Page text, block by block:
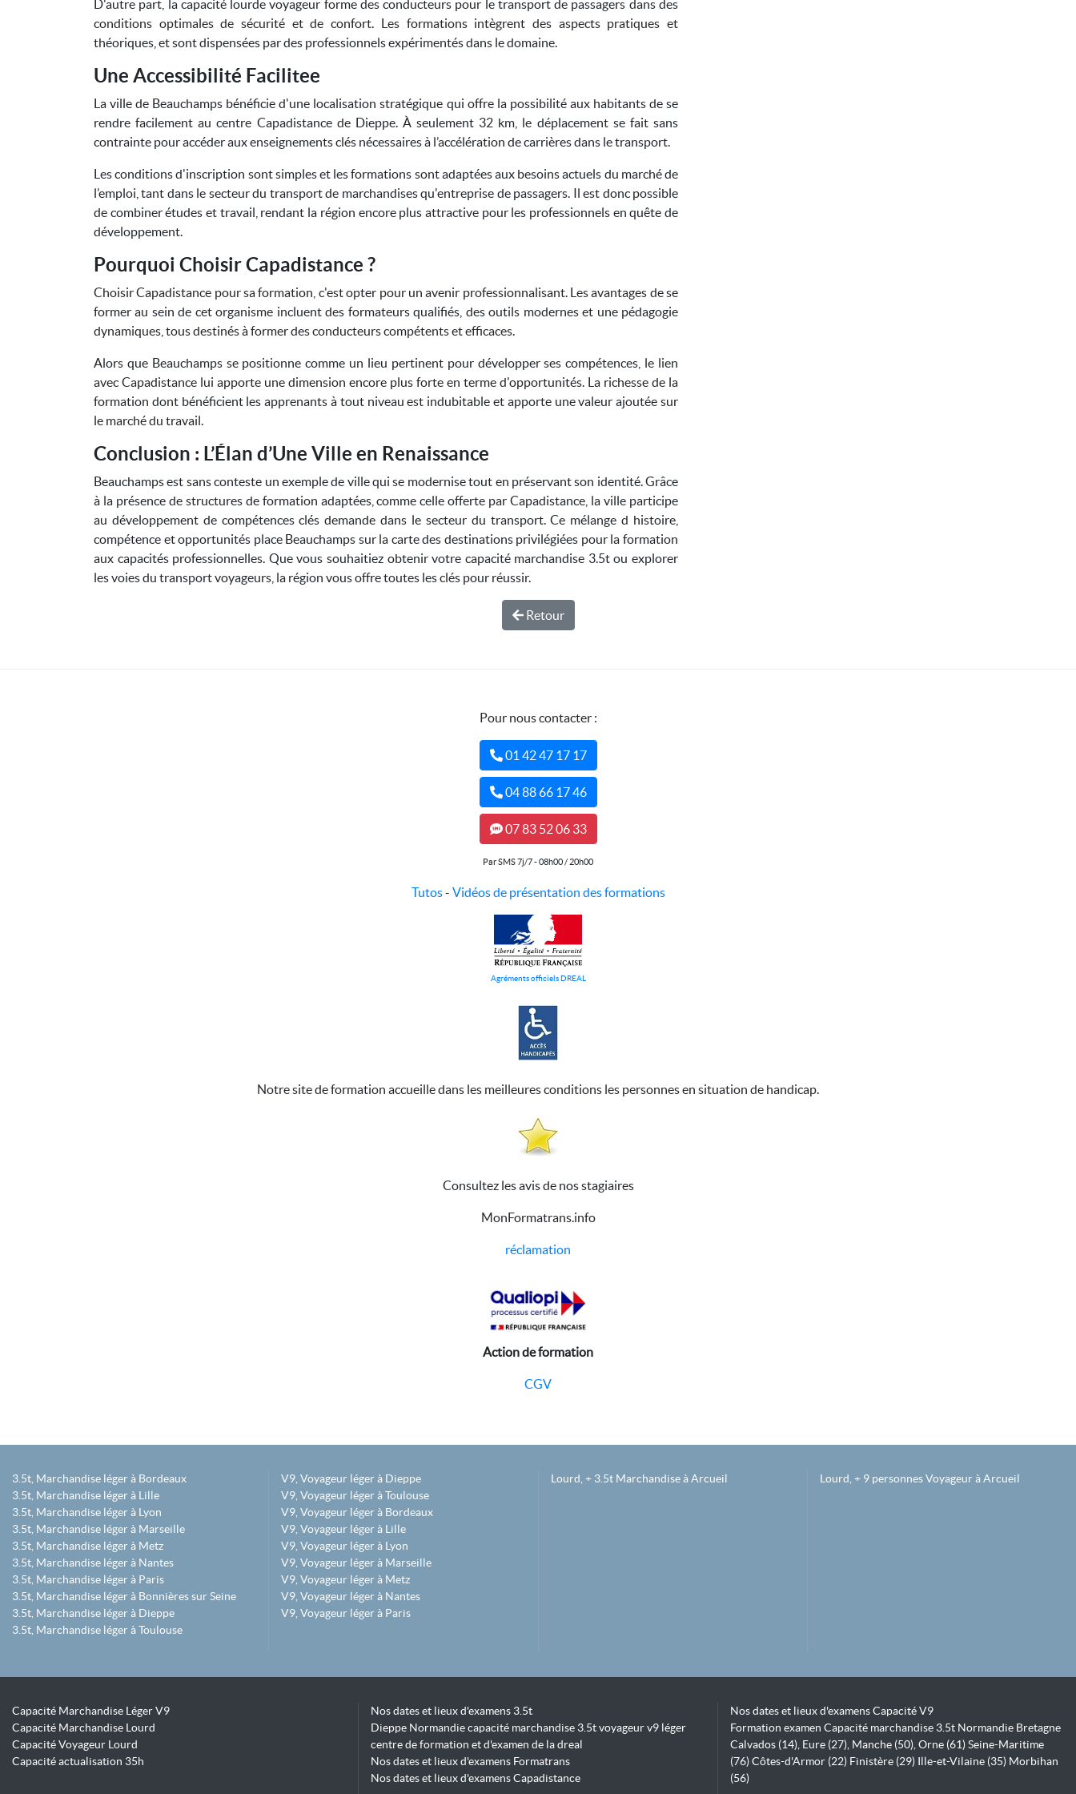
D'autre part, la capacité lourde voyageur forme des conducteurs pour le transport de passagers dans des
conditions optimales de sécurité et de confort. Les formations intègrent des aspects pratiques et
théoriques, et sont dispensées par des professionnels expérimentés dans le domaine.
Une Accessibilité Facilitee
La ville de Beauchamps bénéficie d'une localisation stratégique qui offre la possibilité aux habitants de se
rendre facilement au centre Capadistance de Dieppe. À seulement 32 km, le déplacement se fait sans
contrainte pour accéder aux enseignements clés nécessaires à l’accélération de carrières dans le transport.
Les conditions d'inscription sont simples et les formations sont adaptées aux besoins actuels du marché de
l’emploi, tant dans le secteur du transport de marchandises qu'entreprise de passagers. Il est donc possible
de combiner études et travail, rendant la région encore plus attractive pour les professionnels en quête de
développement.
Pourquoi Choisir Capadistance ?
Choisir Capadistance pour sa formation, c'est opter pour un avenir professionnalisant. Les avantages de se
former au sein de cet organisme incluent des formateurs qualifiés, des outils modernes et une pédagogie
dynamiques, tous destinés à former des conducteurs compétents et efficaces.
Alors que Beauchamps se positionne comme un lieu pertinent pour développer ses compétences, le lien
avec Capadistance lui apporte une dimension encore plus forte en terme d'opportunités. La richesse de la
formation dont bénéficient les apprenants à tout niveau est indubitable et apporte une valeur ajoutée sur
le marché du travail.
Conclusion : L’Élan d’Une Ville en Renaissance
Beauchamps est sans conteste un exemple de ville qui se modernise tout en préservant son identité. Grâce
à la présence de structures de formation adaptées, comme celle offerte par Capadistance, la ville participe
au développement de compétences clés demande dans le secteur du transport. Ce mélange d histoire,
compétence et opportunités place Beauchamps sur la carte des destinations privilégiées pour la formation
aux capacités professionnelles. Que vous souhaitiez obtenir votre capacité marchandise 3.5t ou explorer
les voies du transport voyageurs, la région vous offre toutes les clés pour réussir.
Retour
Pour nous contacter :
01 42 47 17 17
04 88 66 17 46
07 83 52 06 33
Par SMS 7j/7 - 08h00 / 20h00
Tutos- Vidéos de présentation des formations
Agréments officiels DREAL
Notre site de formation accueille dans les meilleures conditions les personnes en situation de handicap.
Consultez les avis de nos stagiaires
MonFormatrans.info
réclamation
Action de formation
CGV
3.5t, Marchandise léger à Bordeaux
3.5t, Marchandise léger à Lille
3.5t, Marchandise léger à Lyon
3.5t, Marchandise léger à Marseille
3.5t, Marchandise léger à Metz
3.5t, Marchandise léger à Nantes
3.5t, Marchandise léger à Paris
3.5t, Marchandise léger à Bonnières sur Seine
3.5t, Marchandise léger à Dieppe
3.5t, Marchandise léger à Toulouse
V9, Voyageur léger à Dieppe
V9, Voyageur léger à Toulouse
V9, Voyageur léger à Bordeaux
V9, Voyageur léger à Lille
V9, Voyageur léger à Lyon
V9, Voyageur léger à Marseille
V9, Voyageur léger à Metz
V9, Voyageur léger à Nantes
V9, Voyageur léger à Paris
Lourd, + 3.5t Marchandise à Arcueil Lourd, + 9 personnes Voyageur à Arcueil
Capacité Marchandise Léger V9
Capacité Marchandise Lourd
Capacité Voyageur Lourd
Capacité actualisation 35h
Nos dates et lieux d'examens 3.5t
Dieppe Normandie capacité marchandise 3.5t voyageur v9 léger
centre de formation et d'examen de la dreal
Nos dates et lieux d'examens Formatrans
Nos dates et lieux d'examens Capadistance
Nos dates et lieux d'examens Capacité V9
Formation examen Capacité marchandise 3.5t Normandie Bretagne
Calvados (14), Eure (27), Manche (50), Orne (61) Seine-Maritime
(76) Côtes-d'Armor (22) Finistère (29) Ille-et-Vilaine (35) Morbihan
(56)